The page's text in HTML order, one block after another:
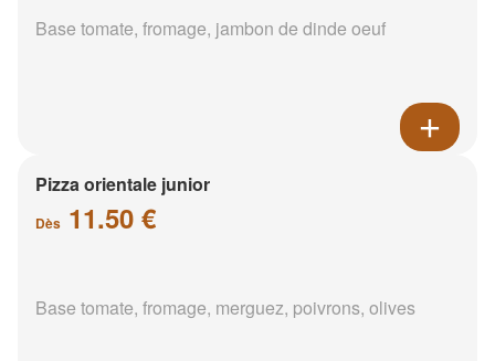
Base tomate, fromage, jambon de dinde oeuf
Pizza orientale junior
Dès 11.50 €
Base tomate, fromage, merguez, poivrons, olives